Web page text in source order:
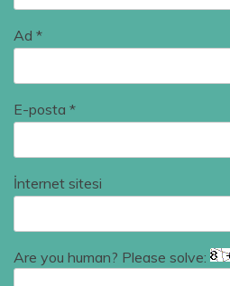
Ad *
E-posta *
İnternet sitesi
Are you human? Please solve: